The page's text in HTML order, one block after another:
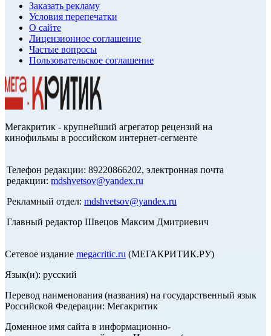
Заказать рекламу
Условия перепечатки
О сайте
Лицензионное соглашение
Частые вопросы
Пользовательское соглашение
Мегакритик - крупнейший агрегатор рецензий на
кинофильмы в российском интернет-сегменте
Телефон редакции: 89220866202, электронная почта
редакции: mdshvetsov@yandex.ru
Рекламный отдел: mdshvetsov@yandex.ru
Главный редактор Швецов Максим Дмитриевич
Сетевое издание megacritic.ru (МЕГАКРИТИК.РУ)
Язык(и): русский
Перевод наименования (названия) на государственный язык
Российской Федерации: Мегакритик
Доменное имя сайта в информационно-